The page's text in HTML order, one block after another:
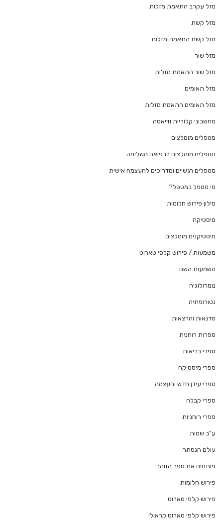
מזל עקרב התאמת מזלות
מזל קשת
מזל קשת התאמת מזלות
מזל שור
מזל שור התאמת מזלות
מזל תאומים
מזל תאומים התאמת מזלות
מחשבוני קלוריות ודיאטה
מטפלים מומלצים
מטפלים מומלצים ברפואה משלימה
מטפלים רגשיים ומדריכים להעצמה אישית
מי מטפל במטפל?
מילון פירוש חלומות
מיסטיקה
מיסטיקנים מומלצים
משמעות / פירוש קלפי טארוט
משמעות השם
נומרולוגיה
נטורופתיה
סדנאות והרצאות
ספרות רוחנית
ספרי בריאות
ספרי מיסטיקה
ספרי עידן חדש והעצמה
ספרי קבלה
ספרי רוחניות
ע"ב שמות
עולם הנסתר
פותחים את ספר הזוהר
פירוש חלומות
פירוש קלפי טארוט
פירוש קלפי טארוט קראולי